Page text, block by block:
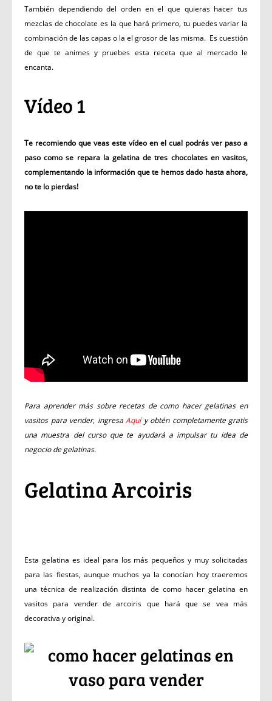
También dependiendo del orden en el que quieras hacer tus
mezclas de chocolate es la que hará primero, tu puedes variar la
combinación de las capas o la el grosor de las misma. Es cuestión
de que te animes y pruebes esta receta que al mercado le
encanta.
Vídeo 1
Te recomiendo que veas este vídeo en el cual podrás ver paso a
paso como se repara la gelatina de tres chocolates en vasitos,
complementando la información que te hemos dado hasta ahora,
no te lo pierdas!
Para aprender más sobre recetas de como hacer gelatinas en
vasitos para vender, ingresa Aquíy obtén completamente gratis
una muestra del curso que te ayudará a impulsar tu idea de
negocio de gelatinas.
Gelatina Arcoiris
Esta gelatina es ideal para los más pequeños y muy solicitadas
para las fiestas, aunque muchos ya la conocían hoy traeremos
una técnica de realización distinta de como hacer gelatina en
vasitos para vender de arcoiris que hará que se vea más
decorativa y original.